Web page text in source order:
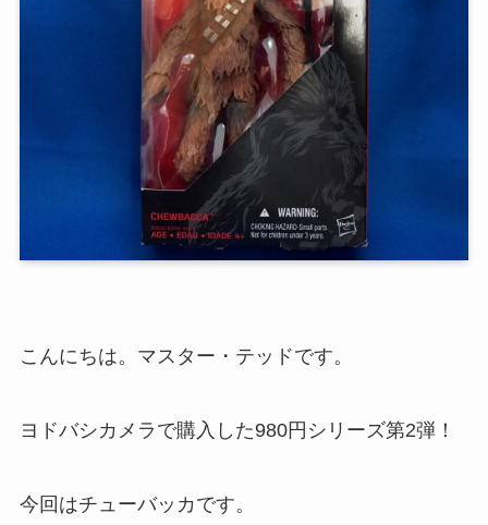
こんにちは。マスター・テッドです。
ヨドバシカメラで購入した980円シリーズ第2弾！
今回はチューバッカです。